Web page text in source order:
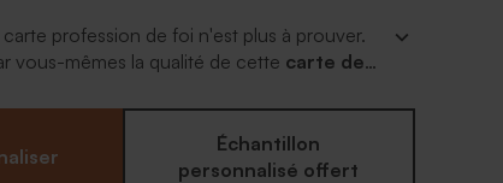
profession de foi n'est plus à prouver.
vous-mêmes la qualité de cette carte de
et relief de son prénom et date au recto.
cliché, cette carte personnalisée de
au dos sera du plus bel effet. Le petit plus
Échantillon
personnalisé offert